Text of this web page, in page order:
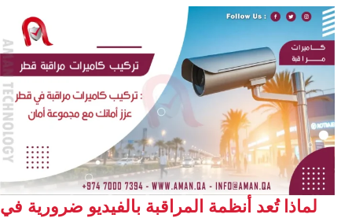
لماذا تُعد أنظمة المراقبة بالفيديو ضرورية في